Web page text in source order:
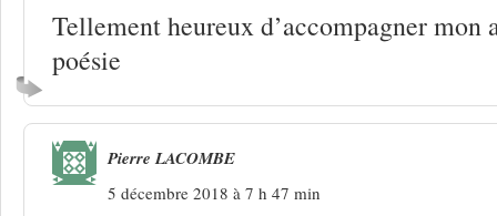
Tellement heureux d’accompagner mon
poésie
Pierre LACOMBE
5 décembre 2018 à 7 h 47 min